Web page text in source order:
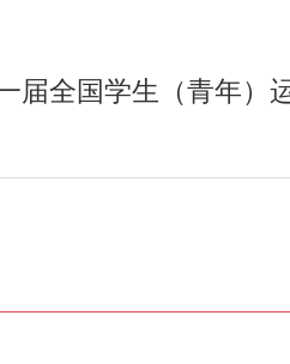
届全国学生（青年）